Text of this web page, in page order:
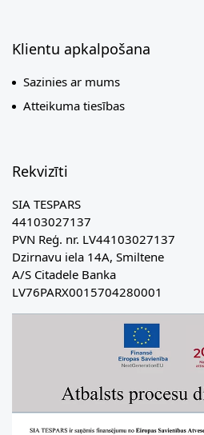
Klientu apkalpošana
Sazinies ar mums
Atteikuma tiesības
Rekvizīti
SIA TESPARS
44103027137
PVN Reģ. nr. LV44103027137
Dzirnavu iela 14A, Smiltene
A/S Citadele Banka
LV76PARX0015704280001